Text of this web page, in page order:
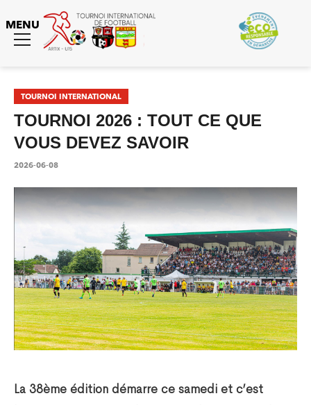
MENU
Toggle
TOURNOI INTERNATIONAL
TOURNOI 2026 : TOUT CE QUE
VOUS DEVEZ SAVOIR
2026-06-08
La 38ème édition démarre ce samedi et c’est